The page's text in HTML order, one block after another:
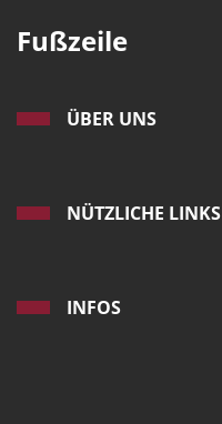
Fußzeile
ÜBER UNS
NÜTZLICHE LINKS
INFOS